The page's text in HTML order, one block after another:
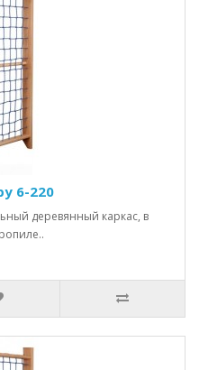
6-220
деревянный каркас, в